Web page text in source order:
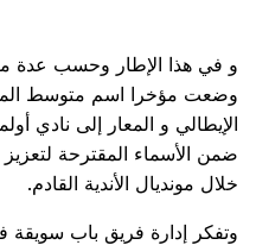
و في هذا الإطار وحسب عدة
وضعت مؤخرا اسم متوسط
الإيطالي و المعار إلى نادي
ضمن الأسماء المقترحة
خلال مونديال الأندية القادم.